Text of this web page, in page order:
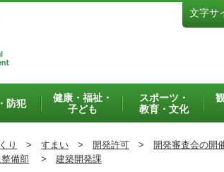
文字サ
防犯
健康・福祉・
子ども
スポーツ・
教育・文化
り > すまい > 開発許可 > 開発審査会の開
備部 > 建築開発課